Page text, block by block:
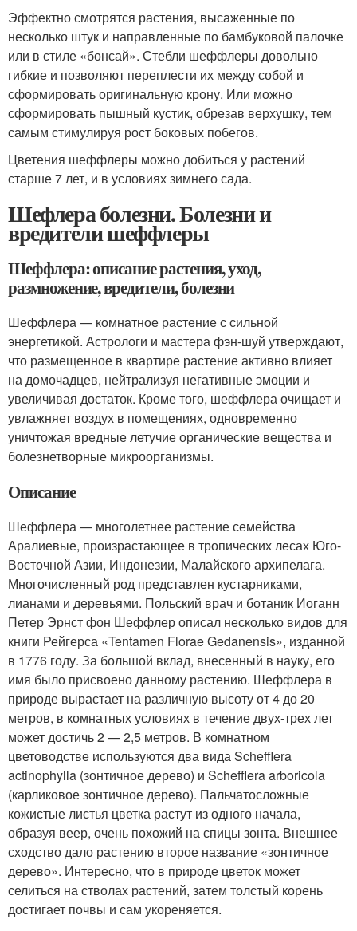
Эффектно смотрятся растения, высаженные по
несколько штук и направленные по бамбуковой палочке
или в стиле «бонсай». Стебли шеффлеры довольно
гибкие и позволяют переплести их между собой и
сформировать оригинальную крону. Или можно
сформировать пышный кустик, обрезав верхушку, тем
самым стимулируя рост боковых побегов.
Цветения шеффлеры можно добиться у растений
старше 7 лет, и в условиях зимнего сада.
Шефлера болезни. Болезни и
вредители шеффлеры
Шеффлера: описание растения, уход,
размножение, вредители, болезни
Шеффлера — комнатное растение с сильной
энергетикой. Астрологи и мастера фэн-шуй утверждают,
что размещенное в квартире растение активно влияет
на домочадцев, нейтрализуя негативные эмоции и
увеличивая достаток. Кроме того, шеффлера очищает и
увлажняет воздух в помещениях, одновременно
уничтожая вредные летучие органические вещества и
болезнетворные микроорганизмы.
Описание
Шеффлера — многолетнее растение семейства
Аралиевые, произрастающее в тропических лесах Юго-
Восточной Азии, Индонезии, Малайского архипелага.
Многочисленный род представлен кустарниками,
лианами и деревьями. Польский врач и ботаник Иоганн
Петер Эрнст фон Шеффлер описал несколько видов для
книги Рейгерса «Tentamen Florae Gedanensis», изданной
в 1776 году. За большой вклад, внесенный в науку, его
имя было присвоено данному растению. Шеффлера в
природе вырастает на различную высоту от 4 до 20
метров, в комнатных условиях в течение двух-трех лет
может достичь 2 — 2,5 метров. В комнатном
цветоводстве используются два вида Schefflera
actinophylla (зонтичное дерево) и Schefflera arboricola
(карликовое зонтичное дерево). Пальчатосложные
кожистые листья цветка растут из одного начала,
образуя веер, очень похожий на спицы зонта. Внешнее
сходство дало растению второе название «зонтичное
дерево». Интересно, что в природе цветок может
селиться на стволах растений, затем толстый корень
достигает почвы и сам укореняется.